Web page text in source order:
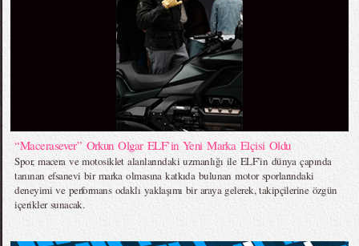
“Macerasever” Orkun Olgar ELF’in Yeni Marka Elçisi Oldu
Spor, macera ve motosiklet alanlarındaki uzmanlığı ile ELF’in dünya çapında
tanınan efsanevi bir marka olmasına katkıda bulunan motor sporlarındaki
deneyimi ve performans odaklı yaklaşımı bir araya gelerek, takipçilerine özgün
içerikler sunacak.